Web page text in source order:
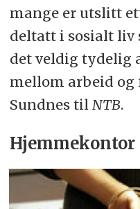
mange er utslitt
deltatt i sosialt liv
det veldig tydelig
mellom arbeid
Sundnes til NTB.
Hjemmekontor